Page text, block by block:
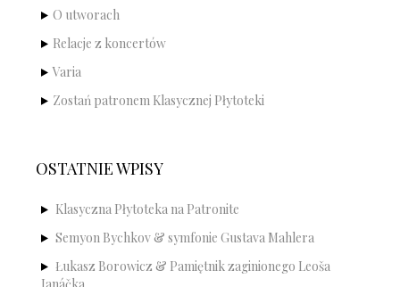
O utworach
Relacje z koncertów
Varia
Zostań patronem Klasycznej Płytoteki
OSTATNIE WPISY
Klasyczna Płytoteka na Patronite
Semyon Bychkov & symfonie Gustava Mahlera
Łukasz Borowicz & Pamiętnik zaginionego Leoša
Janáčka